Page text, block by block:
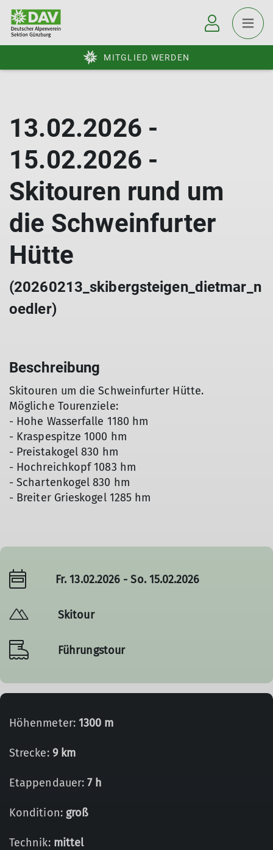
MITGLIED WERDEN
13.02.2026 -
15.02.2026 -
Skitouren rund um
die Schweinfurter
Hütte
(20260213_skibergsteigen_dietmar_n
oedler)
Beschreibung
Skitouren um die Schweinfurter Hütte.
Mögliche Tourenziele:
- Hohe Wasserfalle 1180 hm
- Kraspespitze 1000 hm
- Preistakogel 830 hm
- Hochreichkopf 1083 hm
- Schartenkogel 830 hm
- Breiter Grieskogel 1285 hm
Fr. 13.02.2026 - So. 15.02.2026
Skitour
Führungstour
Höhenmeter: 1300 m
Strecke: 9 km
Etappendauer:7 h
Kondition: groß
Technik: mittel